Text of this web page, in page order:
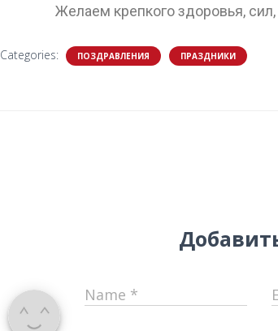
Желаем крепкого здоровья,
Categories: ПОЗДРАВЛЕНИЯ ПРАЗДНИКИ
Name *